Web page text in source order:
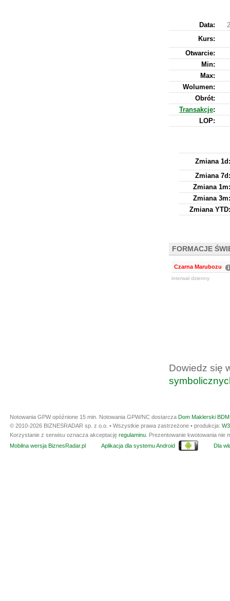
Data:
Kurs:
Otwarcie:
Min:
Max:
Wolumen:
Obrót:
Transakcje:
LOP:
Zmiana 1d:
Zmiana 7d:
Zmiana 1m:
Zmiana 3m:
Zmiana YTD:
FORMACJE
Czarna Marubozu
interwał dzienny
Dowiedz się
Notowania GPW opóźnione 15 min. Notowania GPW/NC dostarcza Dom Maklerski
© 2010-2026 BIZNESRADAR sp. z o.o. • Wszystkie prawa zastrzeżone • produkcja:
Korzystanie z serwisu oznacza akceptację regulaminu . Prezentowanie kwotowania
Mobilna wersja BiznesRadar.pl
Aplikacja dla systemu Android Dla